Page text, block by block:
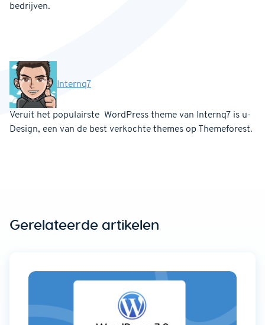
bedrijven.
Internq7
Veruit het populairste WordPress theme van Internq7 is u-
Design, een van de best verkochte themes op Themeforest.
Gerelateerde artikelen